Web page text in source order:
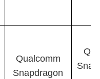
Qualcomm
Snapdragon